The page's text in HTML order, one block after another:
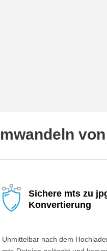
Sichere mts zu
Konvertierung
Unmittelbar nach dem